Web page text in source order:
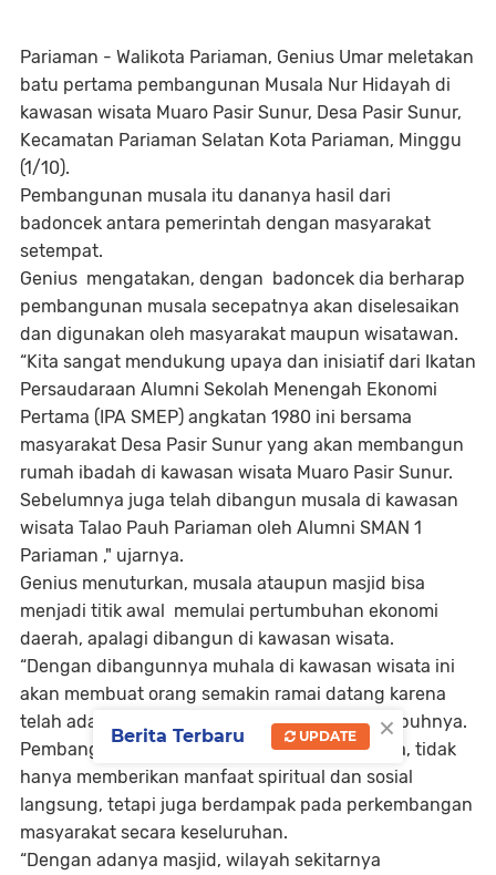
Pariaman - Walikota Pariaman, Genius Umar meletakan
batu pertama pembangunan Musala Nur Hidayah di
kawasan wisata Muaro Pasir Sunur, Desa Pasir Sunur,
Kecamatan Pariaman Selatan Kota Pariaman, Minggu
(1/10).
Pembangunan musala itu dananya hasil dari
badoncek antara pemerintah dengan masyarakat
setempat.
Genius mengatakan, dengan badoncek dia berharap
pembangunan musala secepatnya akan diselesaikan
dan digunakan oleh masyarakat maupun wisatawan.
“Kita sangat mendukung upaya dan inisiatif dari Ikatan
Persaudaraan Alumni Sekolah Menengah Ekonomi
Pertama (IPA SMEP) angkatan 1980 ini bersama
masyarakat Desa Pasir Sunur yang akan membangun
rumah ibadah di kawasan wisata Muaro Pasir Sunur.
Sebelumnya juga telah dibangun musala di kawasan
wisata Talao Pauh Pariaman oleh Alumni SMAN 1
Pariaman ," ujarnya.
Genius menuturkan, musala ataupun masjid bisa
menjadi titik awal memulai pertumbuhan ekonomi
daerah, apalagi dibangun di kawasan wisata.
“Dengan dibangunnya muhala di kawasan wisata ini
akan membuat orang semakin ramai datang karena
telah ada fasilitas rumah ibadah terdekat ,” imbuhnya.
Pembangunan masjid dan musala, tambahnya, tidak
hanya memberikan manfaat spiritual dan sosial
langsung, tetapi juga berdampak pada perkembangan
masyarakat secara keseluruhan.
“Dengan adanya masjid, wilayah sekitarnya
×
Berita Terbaru UPDATE